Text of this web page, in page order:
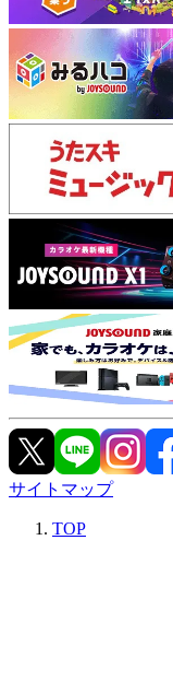
サイトマップ
TOP